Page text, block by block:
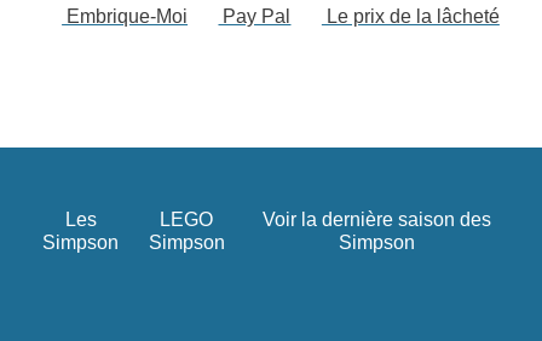
Embrique-Moi Pay Pal Le prix de la lâcheté
Les
Simpson
LEGO
Simpson
Voir la dernière saison des
Simpson